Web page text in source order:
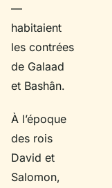
—
habitaient
les contrées
de Galaad
et Bashân.
À l’époque
des rois
David et
Salomon,